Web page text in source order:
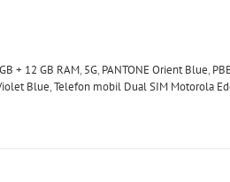
+ 12 GB RAM, 5G, PANTONE Orient Blue,
Blue,Telefon mobil Dual SIM Motorola